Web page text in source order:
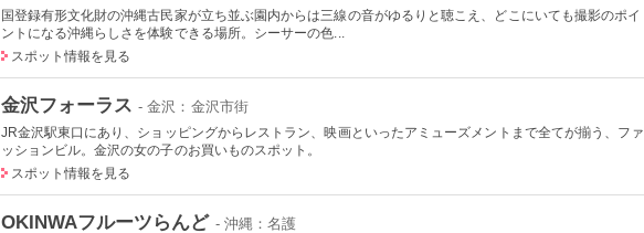
国登録有形文化財の沖縄古民家が立ち並ぶ園内からは三線の音がゆるりと聴こえ、どこにいても撮影のポイ
ントになる沖縄らしさを体験できる場所。シーサーの色...
スポット情報を見る
金沢フォーラス - 金沢：金沢市街
JR金沢駅東口にあり、ショッピングからレストラン、映画といったアミューズメントまで全てが揃う、ファ
ッションビル。金沢の女の子のお買いものスポット。
スポット情報を見る
OKINWAフルーツらんど - 沖縄：名護